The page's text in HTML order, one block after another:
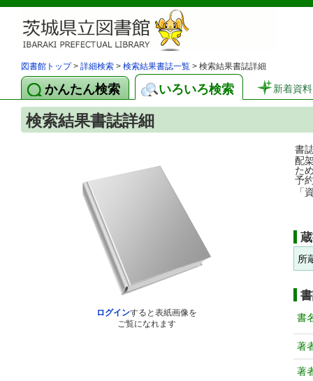
図書館トップ> 詳細検索 > 検索結果書誌一覧 > 検索結果書誌詳細
かんたん検索 いろいろ検索 新着資料
検索結果書誌詳細
ログインすると表紙画像を
ご覧になれます
書
配
た
予
「
所
書
著
著